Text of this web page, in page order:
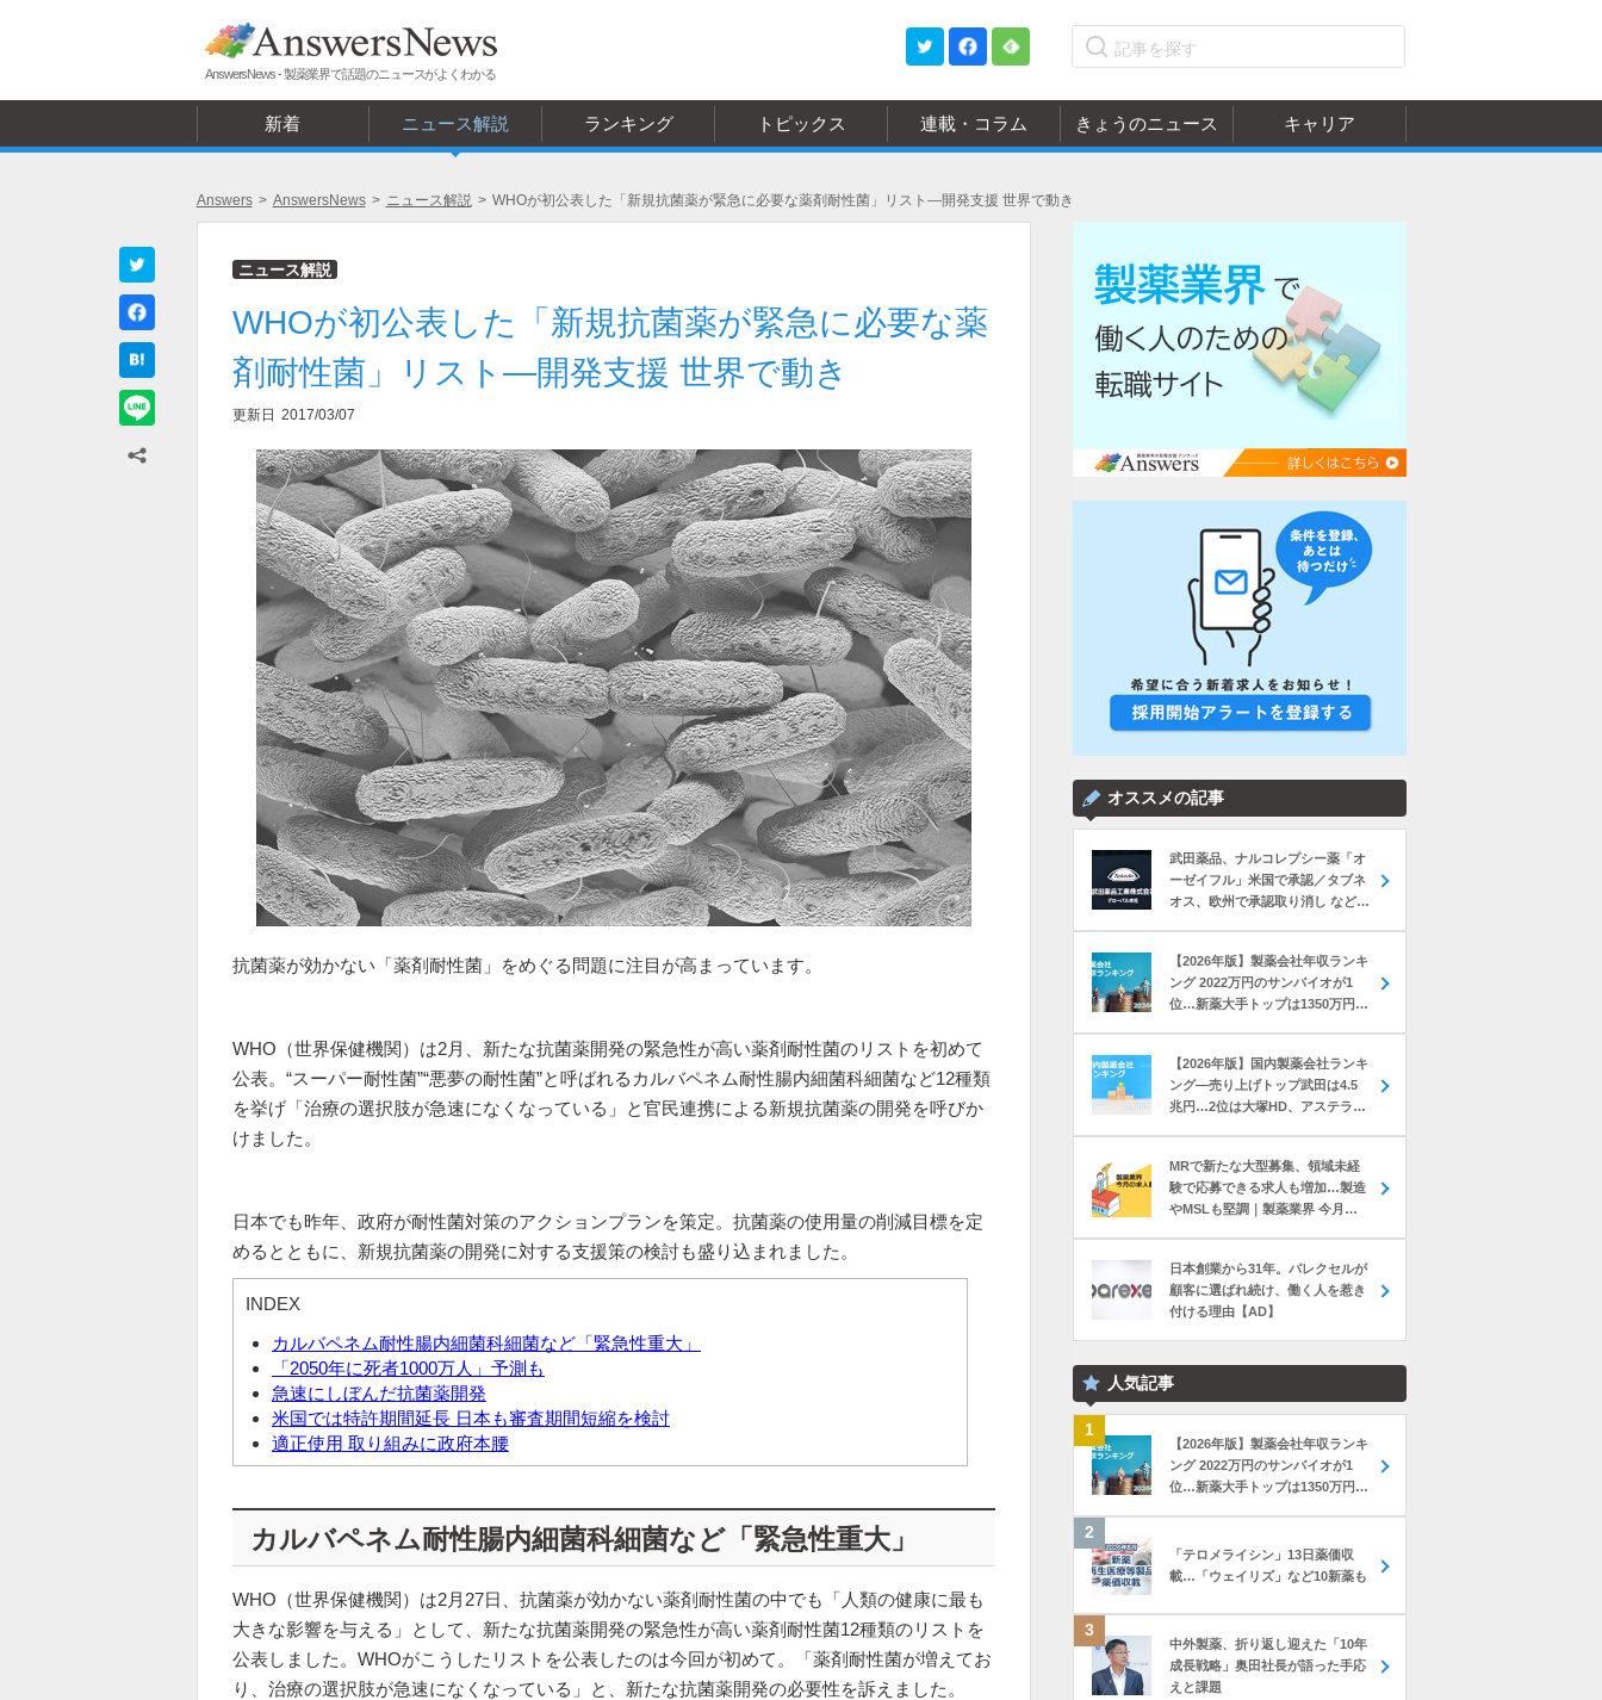
AnswersNews - 製薬業界で話題のニュースがよくわかる
新着 ニュース解説 ランキング トピックス 連載・コラム きょうのニュース キャリア
Answers > AnswersNews > ニュース解説 > WHOが初公表した「新規抗菌薬が緊急に必要な薬剤耐性菌」リスト―開発支援 世界で動き
ニュース解説
WHOが初公表した「新規抗菌薬が緊急に必要な薬
剤耐性菌」リスト―開発支援 世界で動き
更新日 2017/03/07
抗菌薬が効かない「薬剤耐性菌」をめぐる問題に注目が高まっています。
WHO（世界保健機関）は2月、新たな抗菌薬開発の緊急性が高い薬剤耐性菌のリストを初めて
公表。“スーパー耐性菌”“悪夢の耐性菌”と呼ばれるカルバペネム耐性腸内細菌科細菌など12種類
を挙げ「治療の選択肢が急速になくなっている」と官民連携による新規抗菌薬の開発を呼びか
けました。
日本でも昨年、政府が耐性菌対策のアクションプランを策定。抗菌薬の使用量の削減目標を定
めるとともに、新規抗菌薬の開発に対する支援策の検討も盛り込まれました。
INDEX
カルバペネム耐性腸内細菌科細菌など「緊急性重大」
「2050年に死者1000万人」予測も
急速にしぼんだ抗菌薬開発
米国では特許期間延長 日本も審査期間短縮を検討
適正使用 取り組みに政府本腰
カルバペネム耐性腸内細菌科細菌など「緊急性重大」
WHO（世界保健機関）は2月27日、抗菌薬が効かない薬剤耐性菌の中でも「人類の健康に最も
大きな影響を与える」として、新たな抗菌薬開発の緊急性が高い薬剤耐性菌12種類のリストを
公表しました。WHOがこうしたリストを公表したのは今回が初めて。「薬剤耐性菌が増えてお
り、治療の選択肢が急速になくなっている」と、新たな抗菌薬開発の必要性を訴えました。
オススメの記事
武田薬品、ナルコレプシー薬「オ
ーゼイフル」米国で承認／タブネ
オス、欧州で承認取り消し など｜
【2026年版】製薬会社年収ランキ
ング 2022万円のサンバイオが1
位…新薬大手トップは1350万円の
【2026年版】国内製薬会社ランキ
ング―売り上げトップ武田は4.5
兆円…2位は大塚HD、アステラス
MRで新たな大型募集、領域未経
験で応募できる求人も増加…製造
やMSLも堅調｜製薬業界 今月の
日本創業から31年。パレクセルが
顧客に選ばれ続け、働く人を惹き
付ける理由【AD】
人気記事
【2026年版】製薬会社年収ランキ
ング 2022万円のサンバイオが1
位…新薬大手トップは1350万円の
「テロメライシン」13日薬価収
載…「ウェイリズ」など10新薬も
中外製薬、折り返し迎えた「10年
成長戦略」奥田社長が語った手応
えと課題